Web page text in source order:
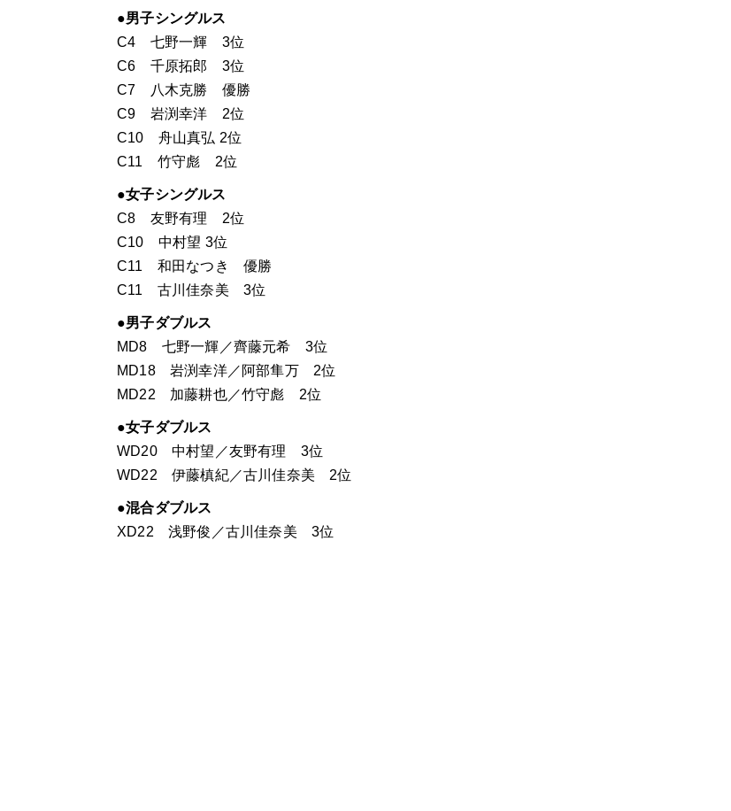
●男子シングルス
C4 七野一輝 3位
C6 千原拓郎 3位
C7 八木克勝 優勝
C9 岩渕幸洋 2位
C10 舟山真弘 2位
C11 竹守彪 2位
●女子シングルス
C8 友野有理 2位
C10 中村望 3位
C11 和田なつき 優勝
C11 古川佳奈美 3位
●男子ダブルス
MD8 七野一輝／齊藤元希 3位
MD18 岩渕幸洋／阿部隼万 2位
MD22 加藤耕也／竹守彪 2位
●女子ダブルス
WD20 中村望／友野有理 3位
WD22 伊藤槙紀／古川佳奈美 2位
●混合ダブルス
XD22 浅野俊／古川佳奈美 3位